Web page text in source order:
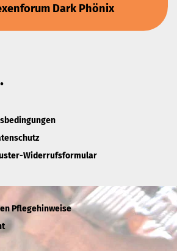
Dark Phönix
Widerrufsformular
Pflegehinweise